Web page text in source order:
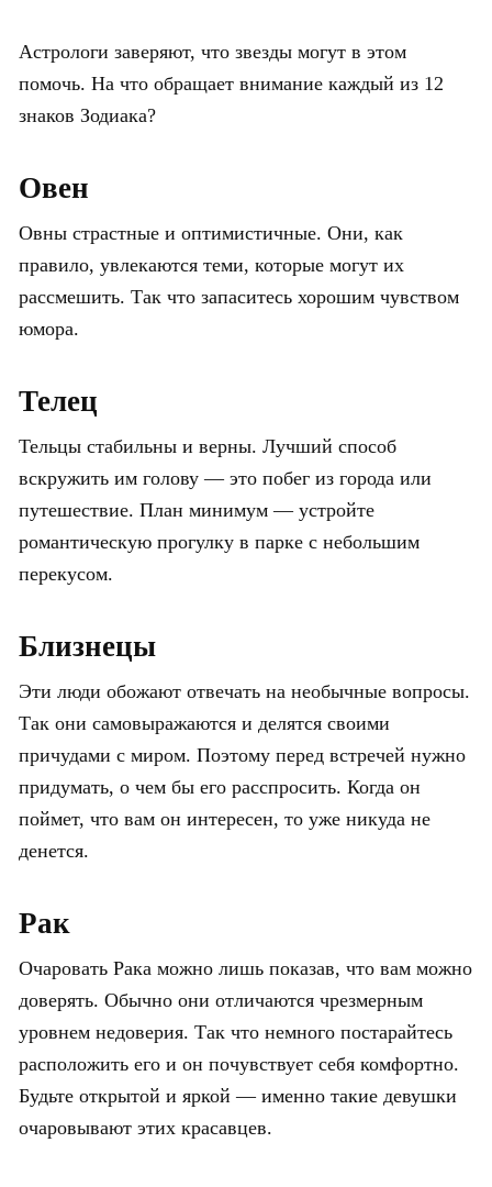
Астрологи заверяют, что звезды могут в этом
помочь. На что обращает внимание каждый из 12
знаков Зодиака?
Овен
Овны страстные и оптимистичные. Они, как
правило, увлекаются теми, которые могут их
рассмешить. Так что запаситесь хорошим чувством
юмора.
Телец
Тельцы стабильны и верны. Лучший способ
вскружить им голову — это побег из города или
путешествие. План минимум — устройте
романтическую прогулку в парке с небольшим
перекусом.
Близнецы
Эти люди обожают отвечать на необычные вопросы.
Так они самовыражаются и делятся своими
причудами с миром. Поэтому перед встречей нужно
придумать, о чем бы его расспросить. Когда он
поймет, что вам он интересен, то уже никуда не
денется.
Рак
Очаровать Рака можно лишь показав, что вам можно
доверять. Обычно они отличаются чрезмерным
уровнем недоверия. Так что немного постарайтесь
расположить его и он почувствует себя комфортно.
Будьте открытой и яркой — именно такие девушки
очаровывают этих красавцев.